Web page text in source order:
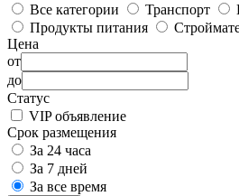
Все категории
Транспорт
Продукты питания
Цена
от
до
Статус
VIP объявление
Срок размещения
За 24 часа
За 7 дней
За все время